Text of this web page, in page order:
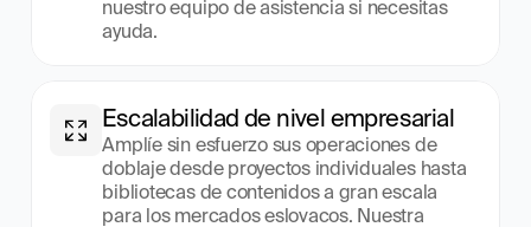
nuestro equipo de asistencia si necesitas
ayuda.
Escalabilidad de nivel empresarial
Amplíe sin esfuerzo sus operaciones de
doblaje desde proyectos individuales hasta
bibliotecas de contenidos a gran escala
para los mercados eslovacos. Nuestra